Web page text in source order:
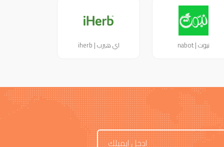
نبوت | nabot اي هيرب | iherb